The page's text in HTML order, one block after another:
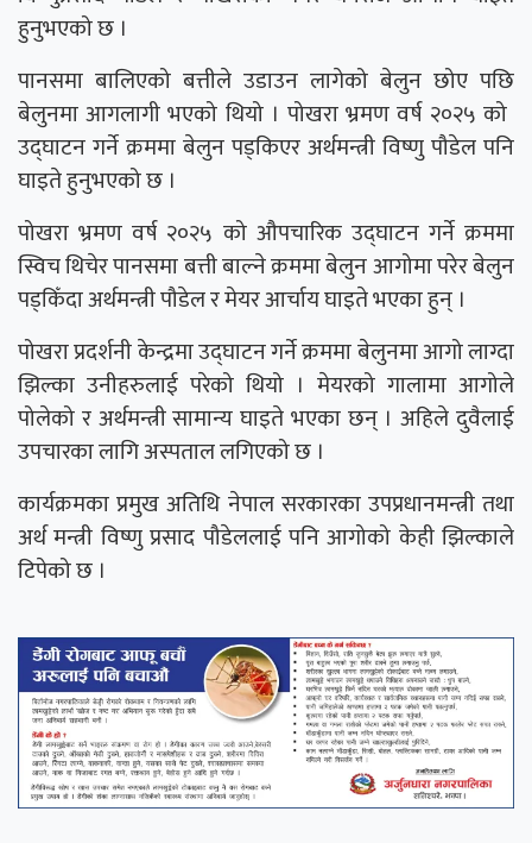
हुनुभएको छ ।
पानसमा बालिएको बत्तीले उडाउन लागेको बेलुन छोए पछि
बेलुनमा आगलागी भएको थियो । पोखरा भ्रमण वर्ष २०२५ को ‌
उद्घाटन गर्ने क्रममा बेलुन पड्किएर अर्थमन्त्री विष्णु पौडेल पनि
घाइते हुनुभएको छ ।
पोखरा भ्रमण वर्ष २०२५ को औपचारिक उद्घाटन गर्ने क्रममा
स्विच थिचेर पानसमा बत्ती बाल्ने क्रममा बेलुन आगोमा परेर बेलुन
पड्किँदा अर्थमन्त्री पौडेल र मेयर आर्चाय घाइते भएका हुन् ।
पोखरा प्रदर्शनी केन्द्रमा उद्घाटन गर्ने क्रममा बेलुनमा आगो लाग्दा
झिल्का उनीहरुलाई परेको थियो । मेयरको गालामा आगोले
पोलेको र अर्थमन्त्री सामान्य घाइते भएका छन् । अहिले दुवैलाई
उपचारका लागि अस्पताल लगिएको छ ।
कार्यक्रमका प्रमुख अतिथि नेपाल सरकारका उपप्रधानमन्त्री तथा
अर्थ मन्त्री विष्णु प्रसाद पौडेललाई पनि आगोको केही झिल्काले
टिपेको छ ।